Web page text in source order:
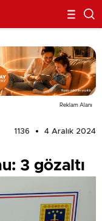
Reklam Alanı
1136
4 Aralık 2024
3 gözaltı